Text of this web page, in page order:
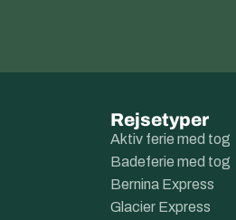
Rejsetyper
Aktiv ferie med tog
Badeferie med tog
Bernina Express
Glacier Express